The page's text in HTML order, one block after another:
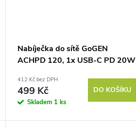
Nabíječka do sítě GoGEN
ACHPD 120, 1x USB-C PD 20W
412 Kč bez DPH
499 Kč
Skladem 1 ks
DO KOŠÍKU